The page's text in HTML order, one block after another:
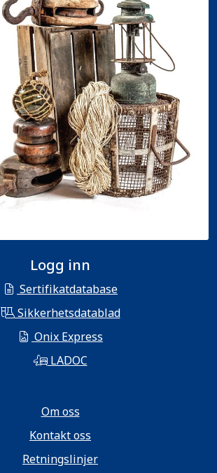
Logg inn
Sertifikatdatabase
Sikkerhetsdatablad
Onix Express
LADOC
Om oss
Kontakt oss
Retningslinjer